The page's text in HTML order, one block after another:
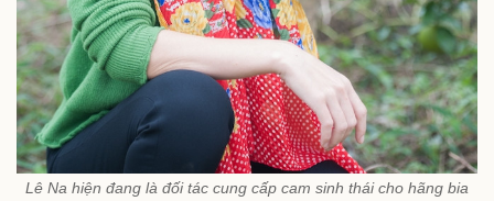
Lê Na hiện đang là đối tác cung cấp cam sinh thái cho hãng bia